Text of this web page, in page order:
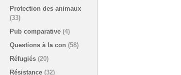
Protection des animaux
(33)
Pub comparative (4)
Questions à la con (58)
Réfugiés (20)
Résistance (32)